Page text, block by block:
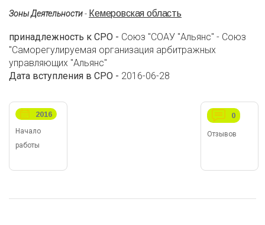
Зоны Деятельности- Кемеровская область
принадлежность к СРО - Союз "СОАУ "Альянс" - Союз
"Саморегулируемая организация арбитражных
управляющих "Альянс"
Дата вступления в СРО - 2016-06-28
Начало
работы
2016
Отзывов
0